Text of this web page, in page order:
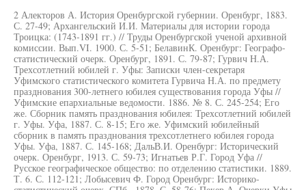
2 Алекторов А. История Оренбургской губернии. Оренбург, 1883.
С. 27-49; Архангельский И.И. Материалы для истории города
Троицка: (1743-1891 гг.) // Труды Оренбургской ученой архивной
комиссии. Вып.VI. 1900. С. 5-51; БелавинК. Оренбург: Географо-
статистический очерк. Оренбург, 1891. С. 79-87; Гурвич Н.А.
Трехсотлетний юбилей г. Уфы: Записки член-секретаря
Уфимского статистического комитета Гурвича Н.А. по предмету
празднования 300-летнего юбилея существования города Уфы //
Уфимские епархиальные ведомости. 1886. № 8. С. 245-254; Его
же. Сборник память празднования юбилея: Трехсотлетний юбилей
г. Уфы. Уфа, 1887. С. 8-15; Его же. Уфимский юбилейный
сборник в память празднования трехсотлетнего юбилея города
Уфы. Уфа, 1887. С. 145-168; ДальВ.И. Оренбург: Исторический
очерк. Оренбург, 1913. С. 59-73; Игнатьев Р.Г. Город Уфа //
Русское географическое общество: по отделению статистики. 1889.
Т. 6. С. 112-121; Лобысевич Ф. Город Оренбург: Историко-